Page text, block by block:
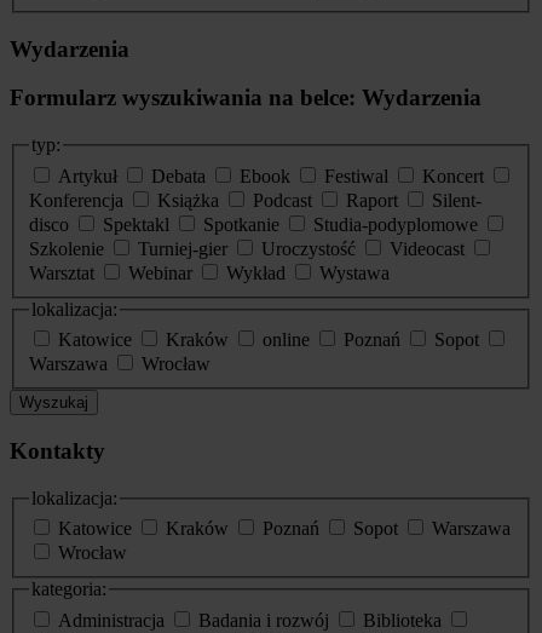
Wydarzenia
Formularz wyszukiwania na belce: Wydarzenia
typ:
Artykuł
Debata Ebook Festiwal
Koncert
Konferencja
Książka Podcast Raport
Silent-
disco
Spektakl Spotkanie
Studia-podyplomowe
Szkolenie
Turniej-gier Uroczystość
Videocast
Warsztat
Webinar Wykład
Wystawa
lokalizacja:
Katowice
Kraków online Poznań
Sopot
Warszawa
Wrocław
Wyszukaj
Kontakty
lokalizacja:
Katowice
Kraków Poznań Sopot
Warszawa
Wrocław
kategoria:
Administracja
Badania i rozwój
Biblioteka